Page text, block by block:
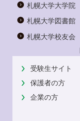
札幌大学大学院
札幌大学図書館
札幌大学校友会
受験生サイト
保護者の方
企業の方